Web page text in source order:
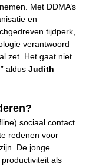
Met DDMA’s
en
tijdperk,
verantwoord
zet. Het gaat niet
aldus Judith
sociaal contact
redenen voor
De jonge
als